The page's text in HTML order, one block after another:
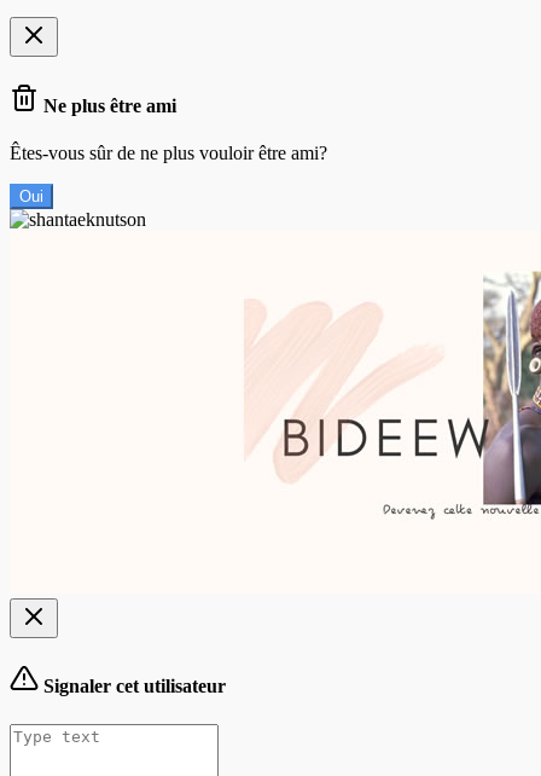
Ne plus être ami
Êtes-vous sûr de ne plus vouloir être ami?
Oui
Signaler cet utilisateur